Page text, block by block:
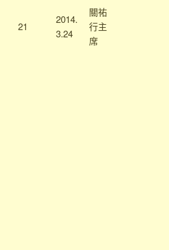
21
2014.
3.24
關祐
行主
席